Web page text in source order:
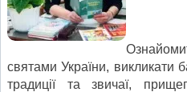
святами України, викликати
традиції та звичаї,